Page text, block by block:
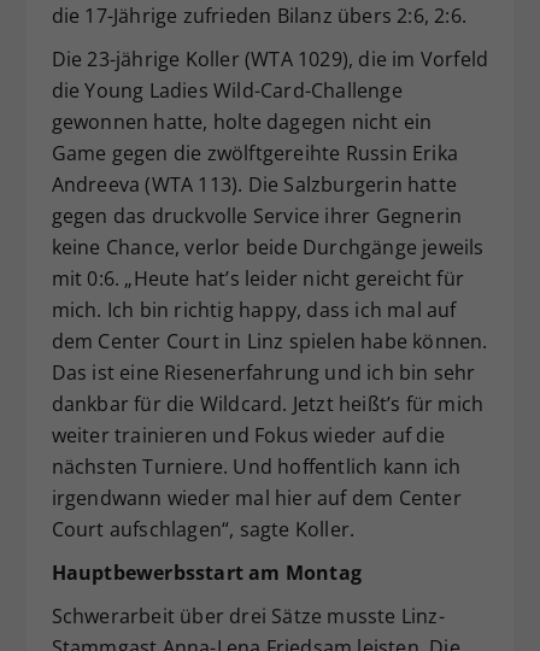
die 17-Jährige zufrieden Bilanz übers 2:6, 2:6.
Die 23-jährige Koller (WTA 1029), die im Vorfeld
die Young Ladies Wild-Card-Challenge
gewonnen hatte, holte dagegen nicht ein
Game gegen die zwölftgereihte Russin Erika
Andreeva (WTA 113). Die Salzburgerin hatte
gegen das druckvolle Service ihrer Gegnerin
keine Chance, verlor beide Durchgänge jeweils
mit 0:6. „Heute hat’s leider nicht gereicht für
mich. Ich bin richtig happy, dass ich mal auf
dem Center Court in Linz spielen habe können.
Das ist eine Riesenerfahrung und ich bin sehr
dankbar für die Wildcard. Jetzt heißt’s für mich
weiter trainieren und Fokus wieder auf die
nächsten Turniere. Und hoffentlich kann ich
irgendwann wieder mal hier auf dem Center
Court aufschlagen“, sagte Koller.
Hauptbewerbsstart am Montag
Schwerarbeit über drei Sätze musste Linz-